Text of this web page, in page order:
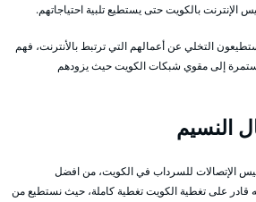
بالكويت حتى يستطيع تلبية احتياجاتهم.
التخلي عن أعمالهم التي ترتبط بالأنترنت، فهم
إلى مقوي شبكات الكويت حيث يزودهم
النسيم
الإتصالات للسرداب في الكويت، من افضل
قادر على تغطية الكويت تغطية كاملة، حيث نستطيع من